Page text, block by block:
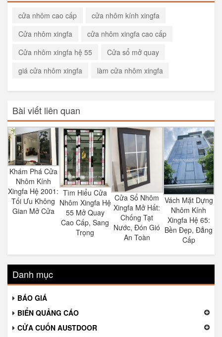
cửa nhôm cao cấp
cửa nhôm kính xingfa
Cửa nhôm xingfa
cửa nhôm xingfa cao cấp
Cửa nhôm xingfa hệ 55
Cửa sổ mở quay
giá cửa nhôm xingfa
làm cửa nhôm xingfa
Bài viết liên quan
Khám Phá Cửa
Nhôm Kính
Xingfa Hệ 2001:
Tối Ưu Không
Gian Mở Cửa
Tìm Hiểu Cửa
Nhôm Xingfa Hệ
55 Mở Quay
Cao Cấp, Sang
Trọng
Cửa Sổ Nhôm
Xingfa Mở Hất:
Chống Tạt
Nước, Đón Gió
An Toàn
Vách Mặt Dựng
Nhôm Kính
Xingfa Hệ 65:
Bền Đẹp, Đẳng
Cấp
Danh mục
BÁO GIÁ
BIỂN QUẢNG CÁO
CỬA CUỐN AUSTDOOR